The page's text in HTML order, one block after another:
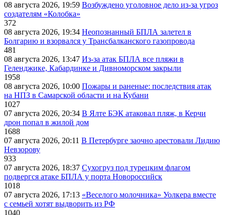
08 августа 2026, 19:59 Возбуждено уголовное дело из-за угроз
создателям «Колобка»
372
08 августа 2026, 19:34 Неопознанный БПЛА залетел в
Болгарию и взорвался у Трансбалканского газопровода
481
08 августа 2026, 13:47 Из-за атак БПЛА все пляжи в
Геленджике, Кабардинке и Дивноморском закрыли
1958
08 августа 2026, 10:00 Пожары и раненые: последствия атак
на НПЗ в Самарской области и на Кубани
1027
07 августа 2026, 20:34 В Ялте БЭК атаковал пляж, в Керчи
дрон попал в жилой дом
1688
07 августа 2026, 20:11 В Петербурге заочно арестовали Лидию
Невзорову
933
07 августа 2026, 18:37 Сухогруз под турецким флагом
подвергся атаке БПЛА у порта Новороссийск
1018
07 августа 2026, 17:13 «Веселого молочника» Уолкера вместе
с семьей хотят выдворить из РФ
1040